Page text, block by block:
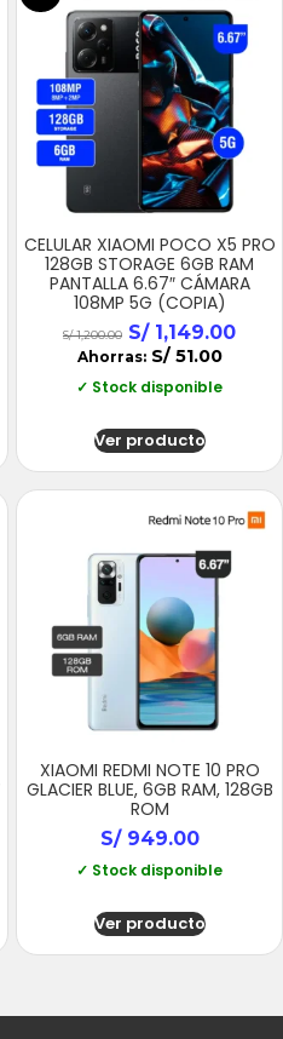
CELULAR XIAOMI POCO X5 PRO
128GB STORAGE 6GB RAM
PANTALLA 6.67″ CÁMARA
108MP 5G (COPIA)
S/1,200.00 S/1,149.00
Ahorras: S/51.00
✓ Stock disponible
Ver producto
XIAOMI REDMI NOTE 10 PRO
GLACIER BLUE, 6GB RAM, 128GB
ROM
S/949.00
✓ Stock disponible
Ver producto